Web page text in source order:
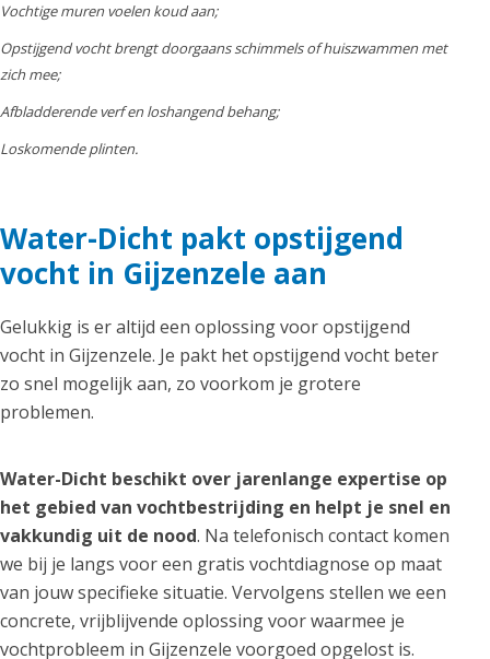
Vochtige muren voelen koud aan;
Opstijgend vocht brengt doorgaans schimmels of huiszwammen met
zich mee;
Afbladderende verf en loshangend behang;
Loskomende plinten.
Water-Dicht pakt opstijgend
vocht in Gijzenzele aan
Gelukkig is er altijd een oplossing voor opstijgend
vocht in Gijzenzele. Je pakt het opstijgend vocht beter
zo snel mogelijk aan, zo voorkom je grotere
problemen.
Water-Dicht beschikt over jarenlange expertise op
het gebied van vochtbestrijding en helpt je snel en
vakkundig uit de nood. Na telefonisch contact komen
we bij je langs voor een gratis vochtdiagnose op maat
van jouw specifieke situatie. Vervolgens stellen we een
concrete, vrijblijvende oplossing voor waarmee je
vochtprobleem in Gijzenzele voorgoed opgelost is.